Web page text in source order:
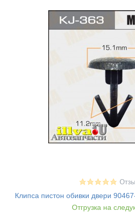
Клипса пистон обивки двери
Отгрузка на